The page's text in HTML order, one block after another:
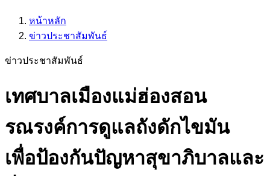
หน้าหลัก
ข่าวประชาสัมพันธ์
ข่าวประชาสัมพันธ์
เทศบาลเมืองแม่ฮ่องสอน
รณรงค์การดูแลถังดักไขมัน
เพื่อป้องกันปัญหาสุขาภิบาลและ